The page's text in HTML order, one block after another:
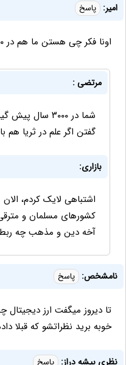
امیر: پاسخ
اونا فکر چی هستن ما هم در ۱۴۰۰ سال پیش گیر کردیم!
مرتضی :
گفتن اگر علم در ثریا هم
بازاری:
اشتباهی لایک کردم،
کشورهای مسلمان و
آخه دین و مذهب چه
نامشخص: پاسخ
تا دیروز میگفت ارز
خوبه برید نظراتشو که قبلا
نظری بیشه دراز: پاسخ